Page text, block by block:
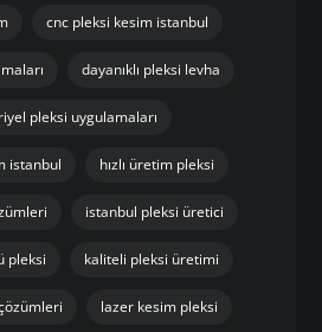
cnc pleksi kesim istanbul
dayanıklı pleksi levha
pleksi uygulamaları
istanbul hızlı üretim pleksi
istanbul pleksi üretici
pleksi kaliteli pleksi üretimi
lazer kesim pleksi